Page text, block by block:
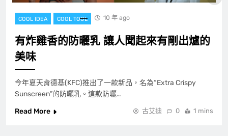
COOL IDEA COOL TOOL 10 年 ago
有炸雞香的防曬乳 讓人聞起來有剛出爐的
美味
今年夏天肯德基(KFC)推出了一款新品，名為“Extra Crispy
Sunscreen”的防曬乳。這款防曬…
Read More
古艾迪 0 1 mins